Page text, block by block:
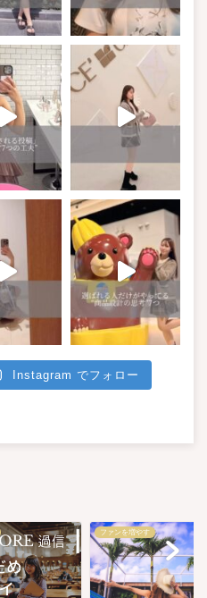
Instagram でフォロー
ファンを増やす